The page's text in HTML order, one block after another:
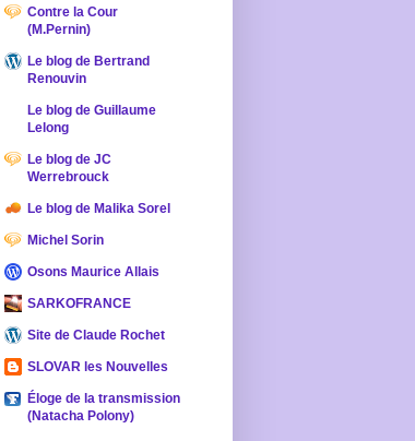
Contre la Cour
(M.Pernin)
Le blog de Bertrand
Renouvin
Le blog de Guillaume
Lelong
Le blog de JC
Werrebrouck
Le blog de Malika Sorel
Michel Sorin
Osons Maurice Allais
SARKOFRANCE
Site de Claude Rochet
SLOVAR les Nouvelles
Éloge de la transmission
(Natacha Polony)